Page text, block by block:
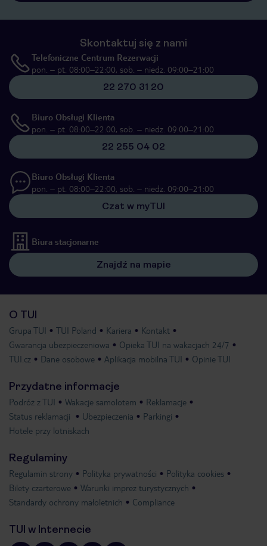
Skontaktuj się z nami
Telefoniczne Centrum Rezerwacji
pon. – pt. 08:00–22:00, sob. – niedz. 09:00–21:00
22 270 31 20
Biuro Obsługi Klienta
pon. – pt. 08:00–22:00, sob. – niedz. 09:00–21:00
22 255 04 02
Biuro Obsługi Klienta
pon. – pt. 08:00–22:00, sob. – niedz. 09:00–21:00
Czat w myTUI
Biura stacjonarne
Znajdź na mapie
O TUI
Grupa TUI TUI Poland Kariera
Kontakt
Gwarancja ubezpieczeniowa
Opieka TUI na wakacjach 24/7
TUI.cz
Dane osobowe Aplikacja mobilna TUI Opinie TUI
Przydatne informacje
Podróż z TUI Wakacje samolotem
Reklamacje
Status reklamacji
Ubezpieczenia
Parkingi
Hotele przy lotniskach
Regulaminy
Regulamin strony Polityka prywatności
Polityka cookies
Bilety czarterowe
Warunki imprez turystycznych
Standardy ochrony małoletnich
Compliance
TUI w Internecie